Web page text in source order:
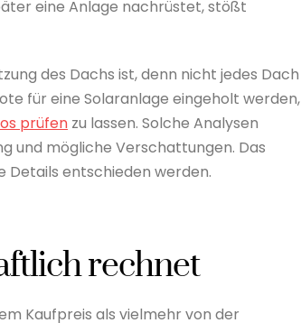
eine Anlage nachrüstet, stößt
des Dachs ist, denn nicht jedes Dach
für eine Solaranlage eingeholt werden,
prüfen zu lassen. Solche Analysen
und mögliche Verschattungen. Das
Details entschieden werden.
rechnet
Kaufpreis als vielmehr von der